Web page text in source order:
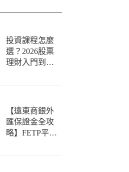
投資課程怎麼
選？2026股票
理財入門到實
【遠東商銀外
匯保證金全攻
略】FETP平台